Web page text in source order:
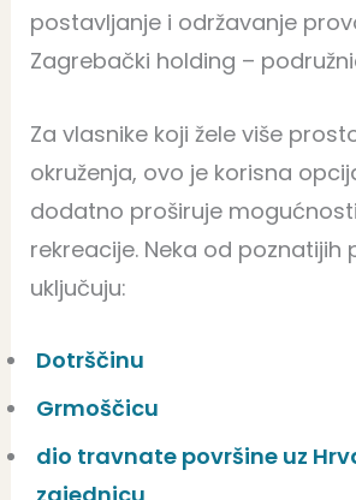
postavljanje i održavanje
Zagrebački holding –
Za vlasnike koji žele više
okruženja, ovo je korisna
dodatno proširuje
rekreacije. Neka od poznatijih
uključuju:
Dotrščinu
Grmoščicu
dio travnate površine uz